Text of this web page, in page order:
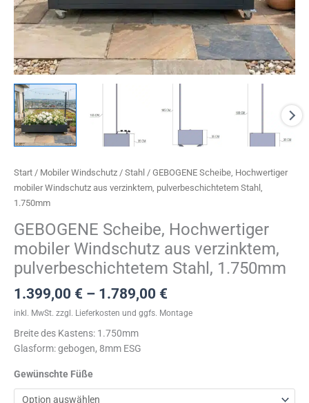
Start / Mobiler Windschutz / Stahl / GEBOGENE Scheibe, Hochwertiger
mobiler Windschutz aus verzinktem, pulverbeschichtetem Stahl,
1.750mm
GEBOGENE Scheibe, Hochwertiger
mobiler Windschutz aus verzinktem,
pulverbeschichtetem Stahl, 1.750mm
1.399,00 € – 1.789,00 €
inkl. MwSt. zzgl. Lieferkosten und ggfs. Montage
Breite des Kastens: 1.750mm
Glasform: gebogen, 8mm ESG
Gewünschte Füße